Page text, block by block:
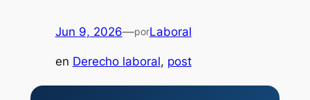
Jun 9, 2026—porLaboral
en Derecho laboral, post